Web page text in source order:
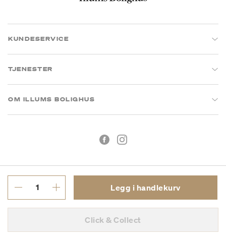
Legg i handlekurv
Click & Collect
KUNDESERVICE
TJENESTER
OM ILLUMS BOLIGHUS
MVA: 993 075 930